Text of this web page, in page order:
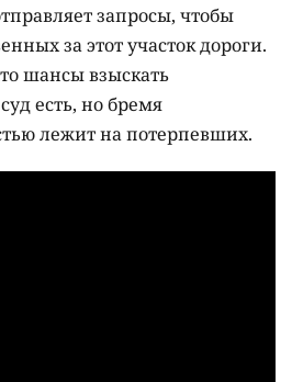
запросы, чтобы
за этот участок дороги.
шансы взыскать
есть, но бремя
лежит на потерпевших.